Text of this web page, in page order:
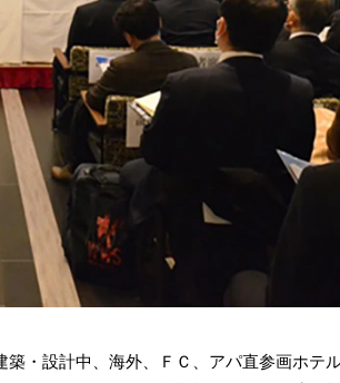
・設計中、海外、ＦＣ、アパ直参画ホテ